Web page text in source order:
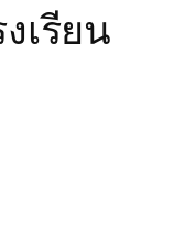
เรียน